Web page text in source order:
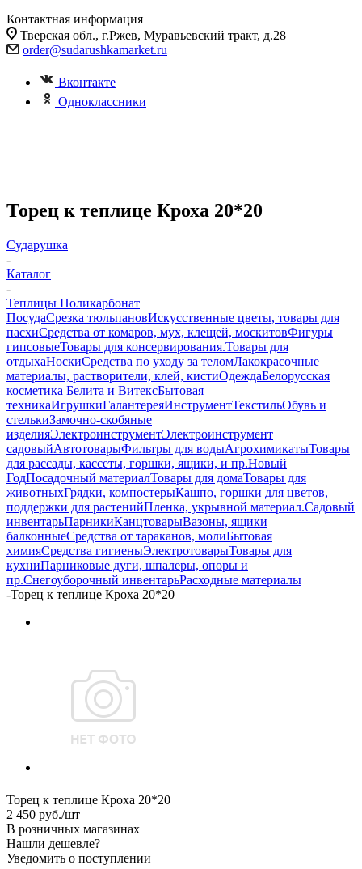
Контактная информация
Тверская обл., г.Ржев, Муравьевский тракт, д.28
order@sudarushkamarket.ru
Вконтакте
Одноклассники
Торец к теплице Кроха 20*20
Сударушка
-
Каталог
-
Теплицы Поликарбонат
ПосудаСрезка тюльпановИскусственные цветы, товары для
пасхиСредства от комаров, мух, клещей, москитовФигуры
гипсовыеТовары для консервирования.Товары для
отдыхаНоскиСредства по уходу за теломЛакокрасочные
материалы, растворители, клей, кистиОдеждаБелорусская
косметика Белита и ВитексБытовая
техникаИгрушкиГалантереяИнструментТекстильОбувь и
стелькиЗамочно-скобяные
изделияЭлектроинструментЭлектроинструмент
садовыйАвтотоварыФильтры для водыАгрохимикатыТовары
для рассады, кассеты, горшки, ящики, и пр.Новый
ГодПосадочный материалТовары для домаТовары для
животныхГрядки, компостерыКашпо, горшки для цветов,
поддержки для растенийПленка, укрывной материал.Садовый
инвентарьПарникиКанцтоварыВазоны, ящики
балконныеСредства от тараканов, молиБытовая
химияСредства гигиеныЭлектротоварыТовары для
кухниПарниковые дуги, шпалеры, опоры и
пр.Снегоуборочный инвентарьРасходные материалы
-Торец к теплице Кроха 20*20
Торец к теплице Кроха 20*20
2 450 руб./шт
В розничных магазинах
Нашли дешевле?
Уведомить о поступлении